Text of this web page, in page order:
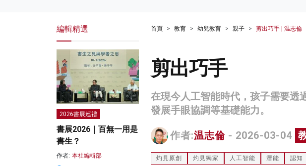
首頁 教育 幼兒教育 親子 剪出巧手 | 温志倫
剪出巧手
在現今人工智能時代，孩子需要透
發展手眼協調等基礎能力。
作者:温志倫 - 2026-03-04
灼見原創 灼見獨家 人工智能 潛能 認知
編輯精選
2026書展巡禮
書展2026｜百無一用是
書生？
作者: 本社編輯部